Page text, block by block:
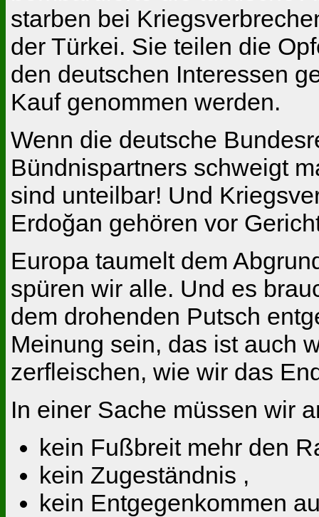
starben bei
der Türkei. Sie teilen die
den deutschen Interessen
Kauf genommen werden.
Wenn die deutsche
Bündnispartners schweigt
sind unteilbar! Und
Erdoğan gehören vor
Europa taumelt dem
spüren wir alle. Und es
dem drohenden Putsch
Meinung sein, das ist auch
zerfleischen, wie wir das
In einer Sache müssen wir
kein Fußbreit mehr den
kein Zugeständnis ,
kein Entgegenkommen